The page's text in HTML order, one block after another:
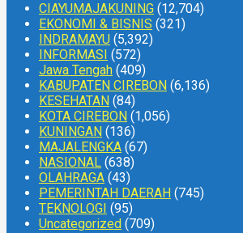
CIAYUMAJAKUNING (12,704)
EKONOMI & BISNIS (321)
INDRAMAYU (5,392)
INFORMASI (572)
Jawa Tengah (409)
KABUPATEN CIREBON (6,136)
KESEHATAN (84)
KOTA CIREBON (1,056)
KUNINGAN (136)
MAJALENGKA (67)
NASIONAL (638)
OLAHRAGA (43)
PEMERINTAH DAERAH (745)
TEKNOLOGI (95)
Uncategorized (709)